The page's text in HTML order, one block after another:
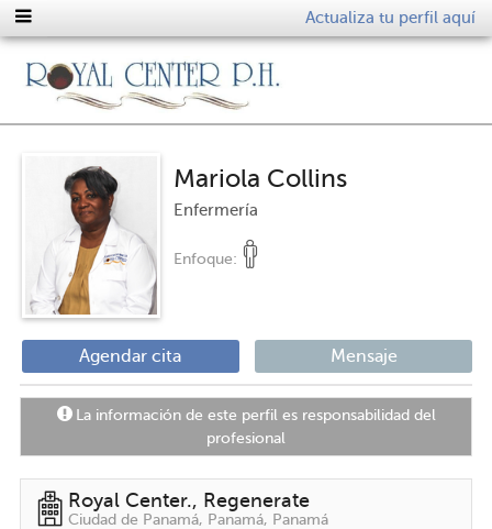
Actualiza tu perfil aquí
Mariola Collins
Enfermería
Enfoque:
Agendar cita Mensaje
La información de este perfil es responsabilidad del
profesional
Royal Center., Regenerate
Ciudad de Panamá, Panamá, Panamá